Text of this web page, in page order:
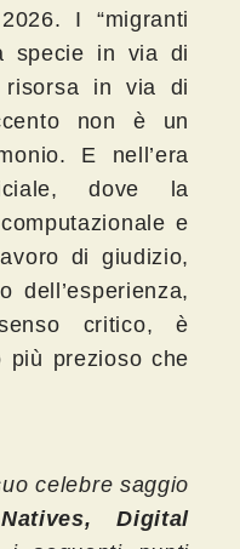
I “migranti
specie in via di
risorsa in via di
non è un
E nell’era
dove la
e
di giudizio,
dell’esperienza,
critico, è
più prezioso che
celebre saggio
Digital